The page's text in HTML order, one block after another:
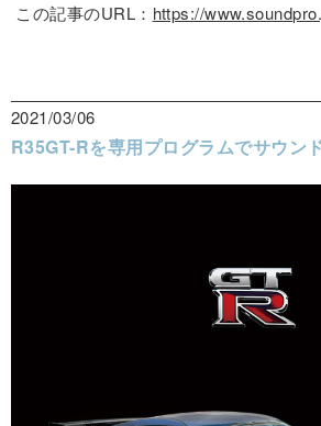
この記事のURL： https://
2021/03/06
R35GT-Rを専用プログラムでサウン